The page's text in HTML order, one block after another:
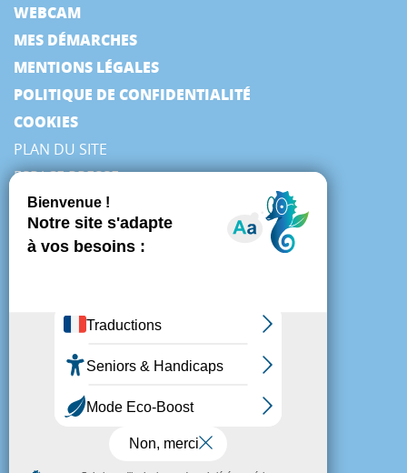
WEBCAM
MES DÉMARCHES
MENTIONS LÉGALES
POLITIQUE DE CONFIDENTIALITÉ
COOKIES
PLAN DU SITE
ESPACE PRESSE